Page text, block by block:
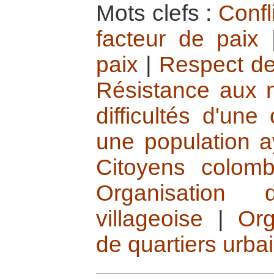
Mots clefs :
facteur de paix
paix
Respect
Résistance aux
difficultés
une population
Citoyens
Organisation
villageoise
de quartiers